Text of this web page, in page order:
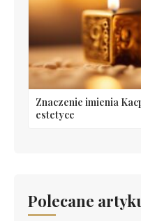
Znaczenie imienia
estetyce
Polecane